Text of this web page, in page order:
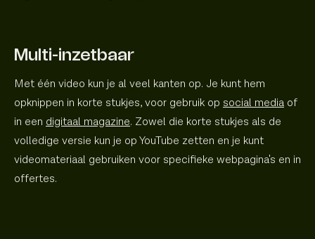
Multi-inzetbaar
Met één video kun je al veel kanten op. Je kunt hem
opknippen in korte stukjes, voor gebruik op social media of
in een digitaal magazine. Zowel die korte stukjes als de
volledige versie kun je op YouTube zetten en je kunt
videomateriaal gebruiken voor specifieke webpagina's en in
offertes.